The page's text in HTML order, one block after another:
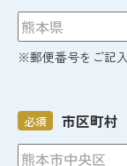
※郵便番号をご記
市区町村
必須